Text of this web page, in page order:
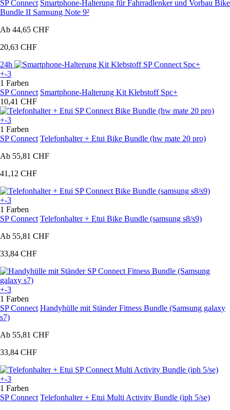
SP Connect Smartphone-Halterung für Fahrradlenker und Vorbau Bike
Bundle II Samsung Note 9²
Ab 44,65 CHF
20,63 CHF
24h
+-3
1 Farben
SP Connect Smartphone-Halterung Kit Klebstoff Spc+
10,41 CHF
+-3
1 Farben
SP Connect Telefonhalter + Etui Bike Bundle (hw mate 20 pro)
Ab 55,81 CHF
41,12 CHF
+-3
1 Farben
SP Connect Telefonhalter + Etui Bike Bundle (samsung s8/s9)
Ab 55,81 CHF
33,84 CHF
+-3
1 Farben
SP Connect Handyhülle mit Ständer Fitness Bundle (Samsung galaxy
s7)
Ab 55,81 CHF
33,84 CHF
+-3
1 Farben
SP Connect Telefonhalter + Etui Multi Activity Bundle (iph 5/se)